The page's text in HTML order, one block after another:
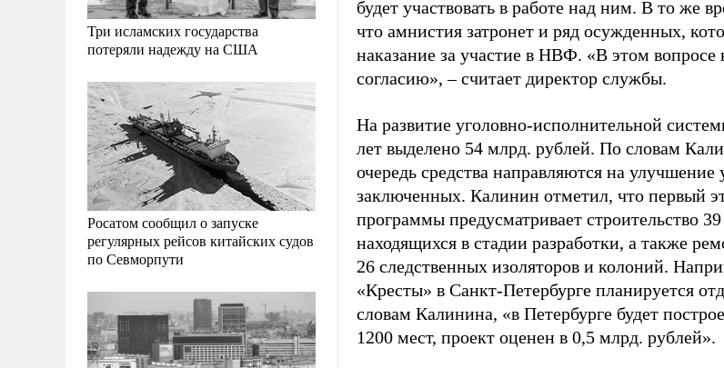
Три исламских государства
потеряли надежду на США
Росатом сообщил о запуске
регулярных рейсов китайских судов
по Севморпути
будет участвовать в работе над ним. В то же
что амнистия затронет и ряд осужденных,
наказание за участие в НВФ. «В этом вопросе
согласию», – считает директор службы.
На развитие уголовно-исполнительной
лет выделено 54 млрд. рублей. По словам
очередь средства направляются на
заключенных. Калинин отметил, что первый
программы предусматривает строительство
находящихся в стадии разработки, а также
26 следственных изоляторов и колоний.
«Кресты» в Санкт-Петербурге планируется
словам Калинина, «в Петербурге будет
1200 мест, проект оценен в 0,5 млрд. рублей».